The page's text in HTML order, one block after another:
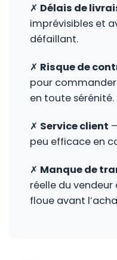
✗ Délais de
imprévisibles et
défaillant.
✗ Risque de
pour
en toute sérénité.
✗ Service client
peu efficace en
✗ Manque de
réelle du
floue avant